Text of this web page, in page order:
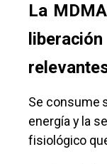
La
Se consume
energía y la
fisiológico